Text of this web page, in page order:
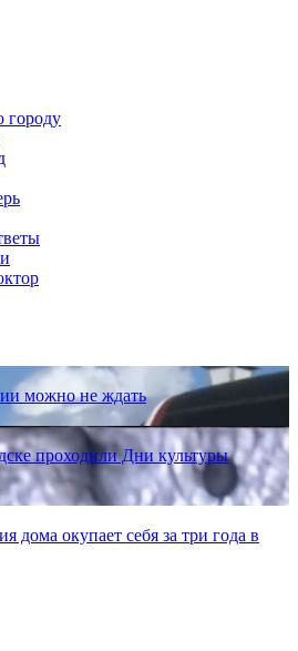
городу
можно не ждать
проходили Дни культуры
дома окупает себя за три года в